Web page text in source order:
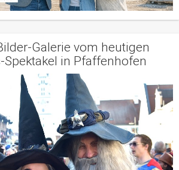
Galerie vom heutigen
Spektakel in Pfaffenhofen